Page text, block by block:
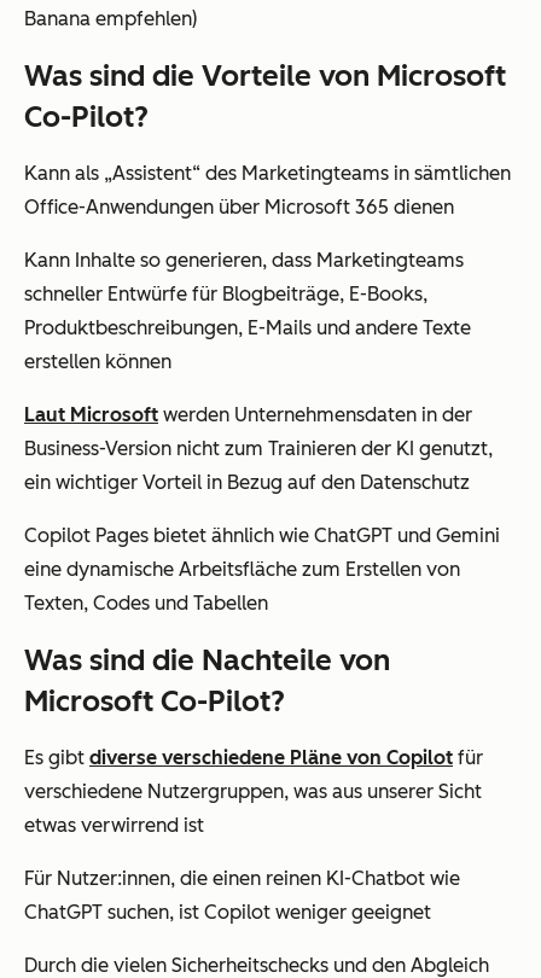
Banana empfehlen)
Was sind die Vorteile von Microsoft
Co-Pilot?
Kann als „Assistent“ des Marketingteams in sämtlichen
Office-Anwendungen über Microsoft 365 dienen
Kann Inhalte so generieren, dass Marketingteams
schneller Entwürfe für Blogbeiträge, E-Books,
Produktbeschreibungen, E-Mails und andere Texte
erstellen können
Laut Microsoft werden Unternehmensdaten in der
Business-Version nicht zum Trainieren der KI genutzt,
ein wichtiger Vorteil in Bezug auf den Datenschutz
Copilot Pages bietet ähnlich wie ChatGPT und Gemini
eine dynamische Arbeitsfläche zum Erstellen von
Texten, Codes und Tabellen
Was sind die Nachteile von
Microsoft Co-Pilot?
Es gibt diverse verschiedene Pläne von Copilot für
verschiedene Nutzergruppen, was aus unserer Sicht
etwas verwirrend ist
Für Nutzer:innen, die einen reinen KI-Chatbot wie
ChatGPT suchen, ist Copilot weniger geeignet
Durch die vielen Sicherheitschecks und den Abgleich